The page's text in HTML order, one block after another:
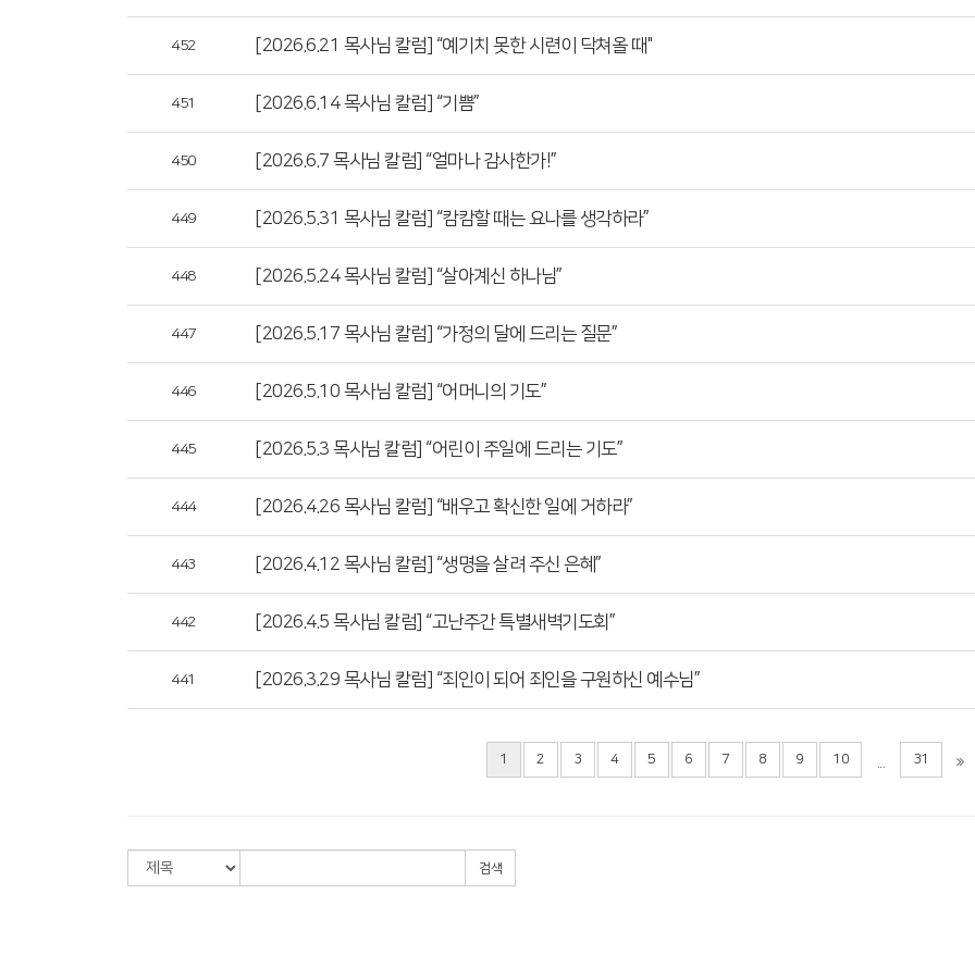
452 [2026.6.21 목사님 칼럼] “예기치 못한 시련이 닥쳐올 때"
451 [2026.6.14 목사님 칼럼] “기쁨”
450 [2026.6.7 목사님 칼럼] “얼마나 감사한가!”
449 [2026.5.31 목사님 칼럼] “캄캄할 때는 요나를 생각하라”
448 [2026.5.24 목사님 칼럼] “살아계신 하나님”
447 [2026.5.17 목사님 칼럼] “가정의 달에 드리는 질문”
446 [2026.5.10 목사님 칼럼] “어머니의 기도”
445 [2026.5.3 목사님 칼럼] “어린이 주일에 드리는 기도”
444 [2026.4.26 목사님 칼럼] “배우고 확신한 일에 거하라”
443 [2026.4.12 목사님 칼럼] “생명을 살려 주신 은혜”
442 [2026.4.5 목사님 칼럼] “고난주간 특별새벽기도회”
441 [2026.3.29 목사님 칼럼] “죄인이 되어 죄인을 구원하신 예수님”
1 2 3 4 5 6 7 8 9 10 31
검색